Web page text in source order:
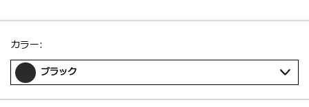
選択：
カラー:
ブラック